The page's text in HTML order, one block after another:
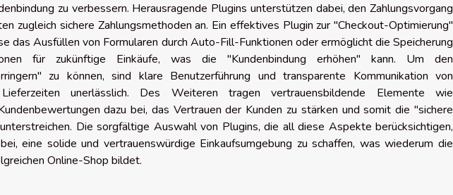
zu verbessern. Herausragende Plugins unterstützen dabei, den Zahlungsvorgang
zugleich sichere Zahlungsmethoden an. Ein effektives Plugin zur "Checkout-Optimierung"
das Ausfüllen von Formularen durch Auto-Fill-Funktionen oder ermöglicht die Speicherung
für zukünftige Einkäufe, was die "Kundenbindung erhöhen" kann. Um den
zu können, sind klare Benutzerführung und transparente Kommunikation von
unerlässlich. Des Weiteren tragen vertrauensbildende Elemente wie
dazu bei, das Vertrauen der Kunden zu stärken und somit die "sichere
Die sorgfältige Auswahl von Plugins, die all diese Aspekte berücksichtigen,
eine solide und vertrauenswürdige Einkaufsumgebung zu schaffen, was wiederum die
Online-Shop bildet.